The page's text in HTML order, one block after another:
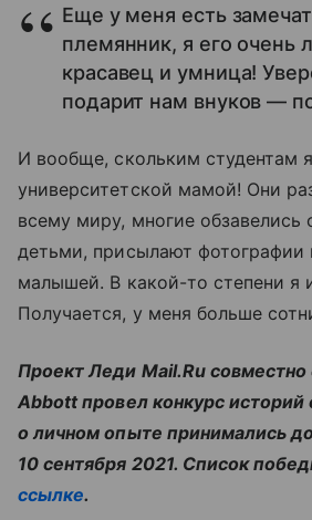
Еще у меня есть
племянник, я его очень
красавец и умница!
подарит нам внуков —
И вообще, скольким студентам
университетской мамой! Они
всему миру, многие
детьми, присылают фотографии
малышей. В какой-то степени я
Получается, у меня больше
Проект Леди Mail.Ru
Abbott провел конкурс историй
о личном опыте принимались до
10 сентября 2021. Список
ссылке.